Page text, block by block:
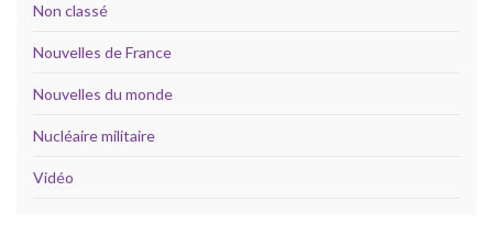
Non classé
Nouvelles de France
Nouvelles du monde
Nucléaire militaire
Vidéo